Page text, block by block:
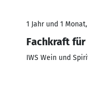
1 Jahr und 1
Fachkraft
IWS Wein und